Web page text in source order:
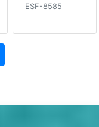
ESF-8585